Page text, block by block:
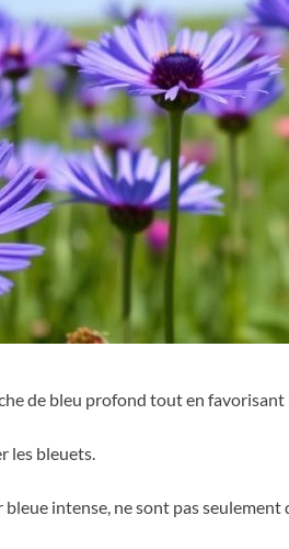
de bleu profond tout en
les bleuets.
intense, ne sont pas